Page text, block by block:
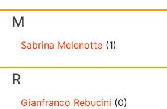
M
Sabrina Melenotte (1)
R
Gianfranco Rebucini (0)